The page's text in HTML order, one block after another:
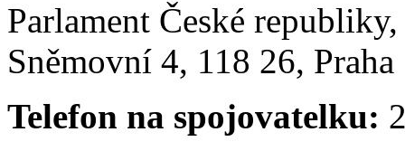
Parlament České
Sněmovní 4, 118 26,
Telefon na spojovatelku: